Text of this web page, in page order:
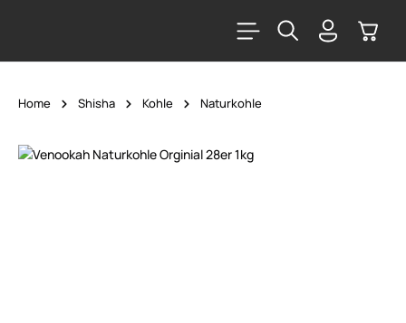
Home Shisha Kohle Naturkohle
Bildergalerie überspringen